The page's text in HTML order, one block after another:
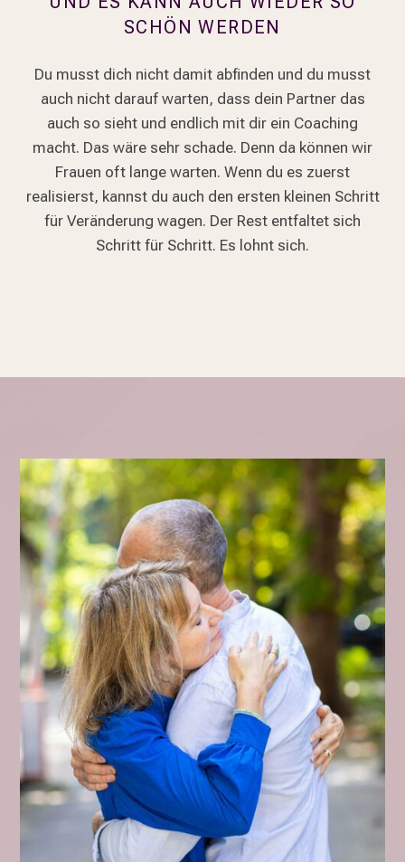
SCHÖN WERDEN
Du musst dich nicht damit abfinden und du musst
auch nicht darauf warten, dass dein Partner das
auch so sieht und endlich mit dir ein Coaching
macht. Das wäre sehr schade. Denn da können wir
Frauen oft lange warten. Wenn du es zuerst
realisierst, kannst du auch den ersten kleinen Schritt
für Veränderung wagen. Der Rest entfaltet sich
Schritt für Schritt. Es lohnt sich.